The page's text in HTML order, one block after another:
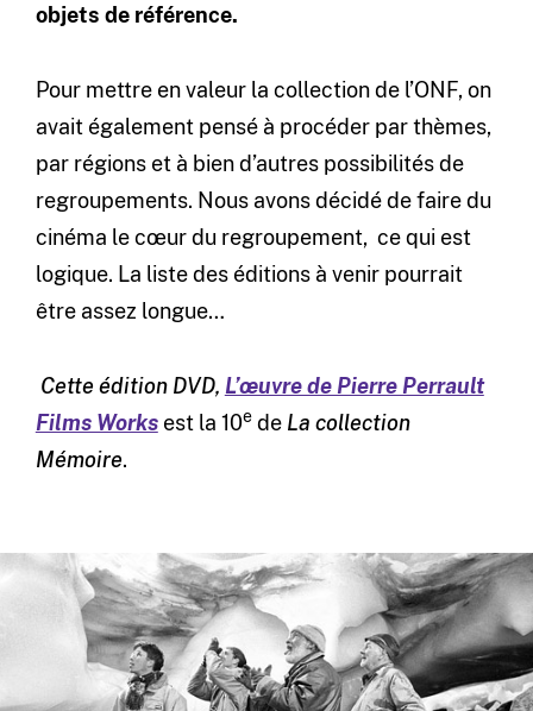
objets de référence.
Pour mettre en valeur la collection de l’ONF, on
avait également pensé à procéder par thèmes,
par régions et à bien d’autres possibilités de
regroupements. Nous avons décidé de faire du
cinéma le cœur du regroupement, ce qui est
logique. La liste des éditions à venir pourrait
être assez longue…
Cette édition DVD, L’œuvre de Pierre Perrault
Films Works est la 10ede La collection
Mémoire.